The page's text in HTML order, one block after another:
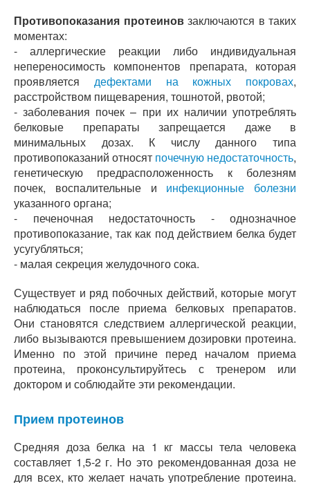
Противопоказания протеиновзаключаются в таких
моментах:
- аллергические реакции либо индивидуальная
непереносимость компонентов препарата, которая
проявляется дефектами на кожных покровах,
расстройством пищеварения, тошнотой, рвотой;
- заболевания почек – при их наличии употреблять
белковые препараты запрещается даже в
минимальных дозах. К числу данного типа
противопоказаний относят почечную недостаточность,
генетическую предрасположенность к болезням
почек, воспалительные и инфекционные болезни
указанного органа;
- печеночная недостаточность - однозначное
противопоказание, так как под действием белка будет
усугубляться;
- малая секреция желудочного сока.
Существует и ряд побочных действий, которые могут
наблюдаться после приема белковых препаратов.
Они становятся следствием аллергической реакции,
либо вызываются превышением дозировки протеина.
Именно по этой причине перед началом приема
протеина, проконсультируйтесь с тренером или
доктором и соблюдайте эти рекомендации.
Прием протеинов
Средняя доза белка на 1 кг массы тела человека
составляет 1,5-2 г. Но это рекомендованная доза не
для всех, кто желает начать употребление протеина.